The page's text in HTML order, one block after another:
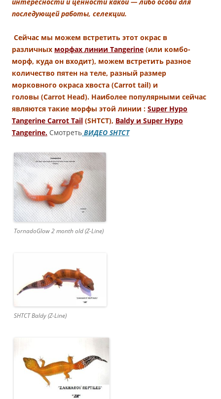
последующей работы, селекции.
Сейчас мы можем встретить этот окрас в
различных морфах линии Tangerine (или комбо-
морф, куда он входит), можем встретить разное
количество пятен на теле, разный размер
морковного окраса хвоста (Carrot tail) и
головы (Carrot Head). Наиболее популярными сейчас
являются такие морфы этой линии : Super Hypo
Tangerine Carrot Tail (SHTCT), Baldy и Super Hypo
Tangerine. Смотреть ВИДЕО SHTCT
TornadoGlow 2 month old (Z-Line)
SHTCT Baldy (Z-Line)